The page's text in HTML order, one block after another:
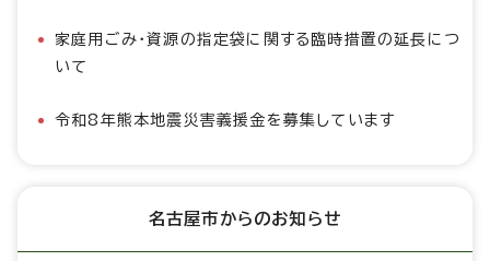
家庭用ごみ・資源の指定袋に関する臨時措置の延長につ
いて
令和8年熊本地震災害義援金を募集しています
名古屋市からのお知らせ